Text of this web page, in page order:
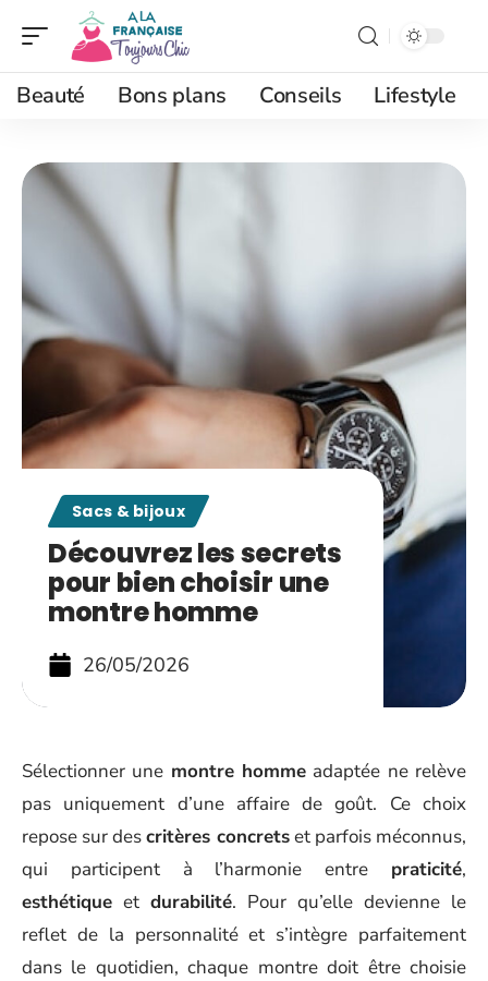
Beauté Bons plans Conseils Lifestyle
Sacs & bijoux
Découvrez les secrets
pour bien choisir une
montre homme
26/05/2026
Sélectionner une montre homme adaptée ne relève
pas uniquement d’une affaire de goût. Ce choix
repose sur descritères concretset parfois méconnus,
qui participent à l’harmonie entre praticité,
esthétique et durabilité. Pour qu’elle devienne le
reflet de la personnalité et s’intègre parfaitement
dans le quotidien, chaque montre doit être choisie